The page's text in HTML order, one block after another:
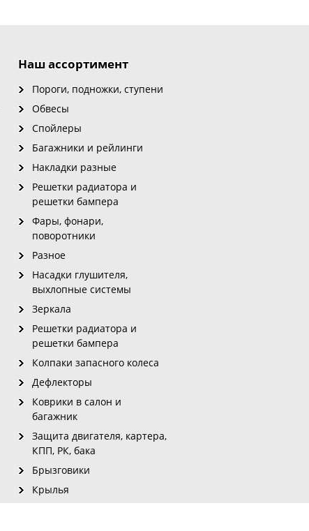
Наш ассортимент
Пороги, подножки, ступени
Обвесы
Спойлеры
Багажники и рейлинги
Накладки разные
Решетки радиатора и
решетки бампера
Фары, фонари,
поворотники
Разное
Насадки глушителя,
выхлопные системы
Зеркала
Решетки радиатора и
решетки бампера
Колпаки запасного колеса
Дефлекторы
Коврики в салон и
багажник
Защита двигателя, картера,
КПП, РК, бака
Брызговики
Крылья